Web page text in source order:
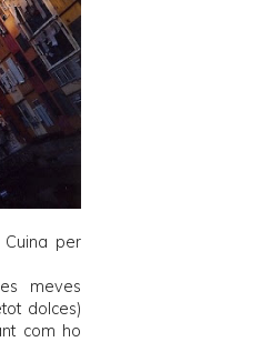
Cuina per
meves
dolces)
com ho